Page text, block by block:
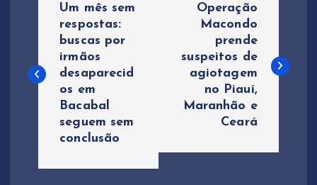
v
a
Um mês sem
respostas:
buscas por
irmãos
desaparecid
os em
Bacabal
seguem sem
conclusão
Operação
Macondo
prende
suspeitos de
agiotagem
no Piauí,
Maranhão e
Ceará